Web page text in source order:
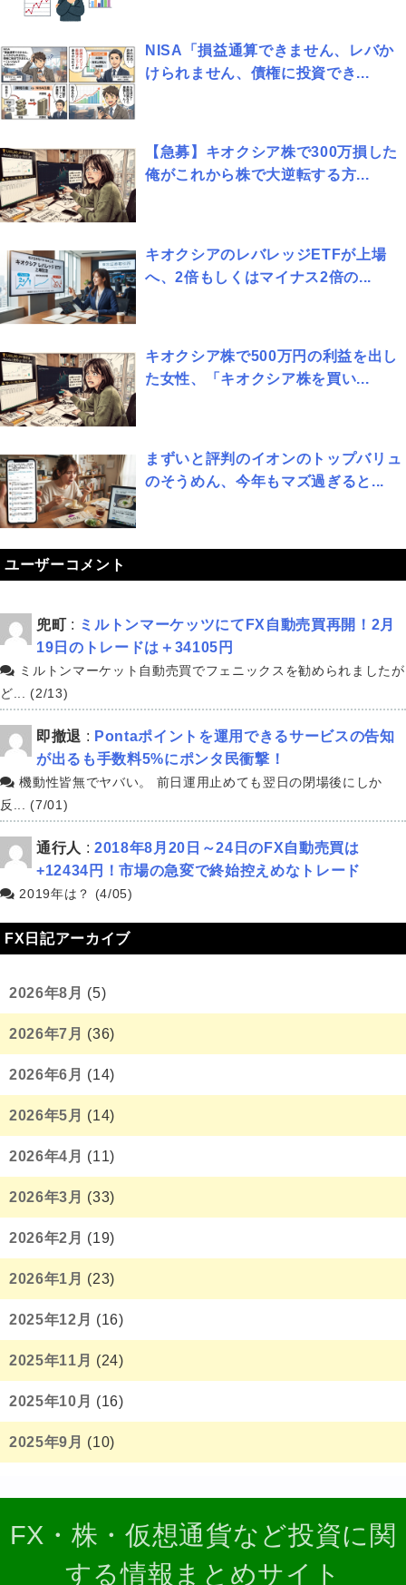
NISA「損益通算できません、レバか
けられません、債権に投資でき...
【急募】キオクシア株で300万損した
俺がこれから株で大逆転する方...
キオクシアのレバレッジETFが上場
へ、2倍もしくはマイナス2倍の...
キオクシア株で500万円の利益を出し
た女性、「キオクシア株を買い...
まずいと評判のイオンのトップバリュ
のそうめん、今年もマズ過ぎると...
ユーザーコメント
兜町 : ミルトンマーケッツにてFX自動売買再開！2月
19日のトレードは＋34105円
ミルトンマーケット自動売買でフェニックスを勧められましたが
ど... (2/13)
即撤退 : Pontaポイントを運用できるサービスの告知
が出るも手数料5%にポンタ民衝撃！
機動性皆無でヤバい。 前日運用止めても翌日の閉場後にしか
反... (7/01)
通行人 : 2018年8月20日～24日のFX自動売買は
+12434円！市場の急変で終始控えめなトレード
2019年は？ (4/05)
FX日記アーカイブ
2026年8月 (5)
2026年7月 (36)
2026年6月 (14)
2026年5月 (14)
2026年4月 (11)
2026年3月 (33)
2026年2月 (19)
2026年1月 (23)
2025年12月 (16)
2025年11月 (24)
2025年10月 (16)
2025年9月 (10)
FX・株・仮想通貨など投資に関
する情報まとめサイト